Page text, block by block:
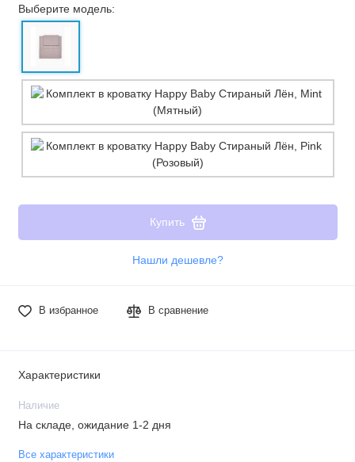
Выберите модель:
Купить
Нашли дешевле?
В избранное В сравнение
Характеристики
Наличие
На складе, ожидание 1-2 дня
Все характеристики